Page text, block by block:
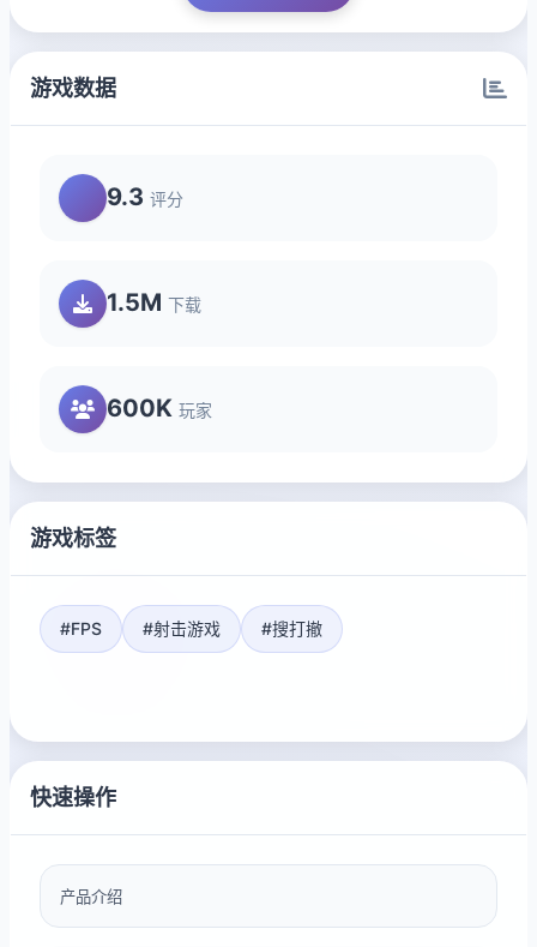
游戏数据
9.3 评分
1.5M 下载
600K 玩家
游戏标签
#FPS #射击游戏 #搜打撤
快速操作
产品介绍